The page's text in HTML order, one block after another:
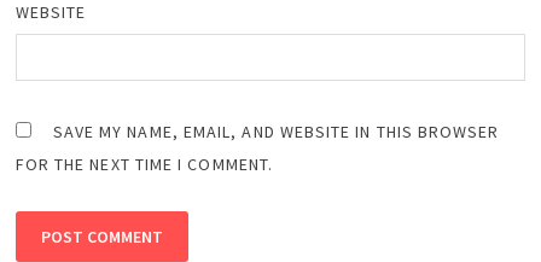
WEBSITE
SAVE MY NAME, EMAIL, AND WEBSITE IN THIS BROWSER
FOR THE NEXT TIME I COMMENT.